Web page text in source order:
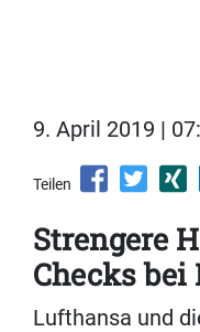
9. April 2019 |
Teilen
Strengere
Checks
Lufthansa und